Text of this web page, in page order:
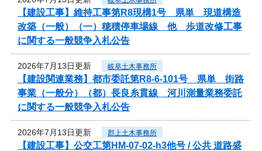
【建設工事】維持工事第R8現構1号 県単 現道構造
改築（一般）（一）穂積停車場線 他 歩道改修工事
に関する一般競争入札公告
2026年7月13日更新 岐阜土木事務所
【建設関連業務】都市委託第R8-6-101号 県単 街路
事業（一般分）（都）長良糸貫線 河川測量業務委託
に関する一般競争入札公告
2026年7月13日更新 郡上土木事務所
【建設工事】公交工第HM-07-02-h3他号 / 公共 道路盛